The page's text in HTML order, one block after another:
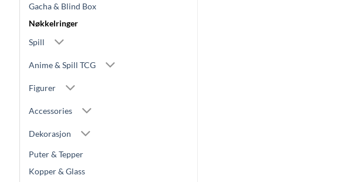
Gacha & Blind Box
Nøkkelringer
Spill
Anime & Spill TCG
Figurer
Accessories
Dekorasjon
Puter & Tepper
Kopper & Glass